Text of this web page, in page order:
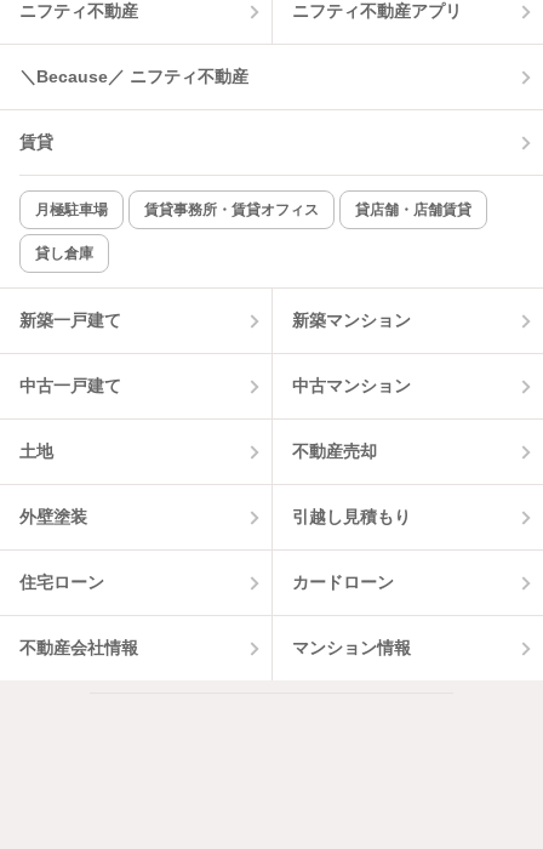
ニフティ不動産 ニフティ不動産アプリ
＼Because／ ニフティ不動産
賃貸
月極駐車場 賃貸事務所・賃貸オフィス 貸店舗・店舗賃貸
貸し倉庫
新築一戸建て 新築マンション
中古一戸建て 中古マンション
土地 不動産売却
外壁塗装 引越し見積もり
住宅ローン カードローン
不動産会社情報 マンション情報